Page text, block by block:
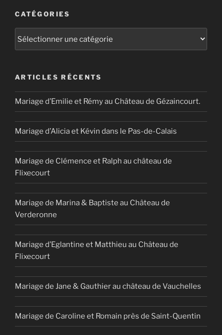
CATÉGORIES
ARTICLES RÉCENTS
Mariage d’Emilie et Rémy au Château de Gézaincourt.
Mariage d’Alicia et Kévin dans le Pas-de-Calais
Mariage de Clémence et Ralph au château de
Flixecourt
Mariage de Marina & Baptiste au Château de
Verderonne
Mariage d’Eglantine et Matthieu au Château de
Flixecourt
Mariage de Jane & Gauthier au château de Vauchelles
Mariage de Caroline et Romain près de Saint-Quentin